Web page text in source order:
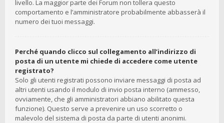
livello. La maggior parte dei Forum non tollera questo
comportamento e l’amministratore probabilmente abbasserà il
numero dei tuoi messaggi.
Perché quando clicco sul collegamento all’indirizzo di
posta di un utente mi chiede di accedere come utente
registrato?
Solo gli utenti registrati possono inviare messaggi di posta ad
altri utenti usando il modulo di invio posta interno (ammesso,
ovviamente, che gli amministratori abbiano abilitato questa
funzione). Questo serve a prevenire un uso scorretto o
malevolo del sistema di posta da parte di utenti anonimi.